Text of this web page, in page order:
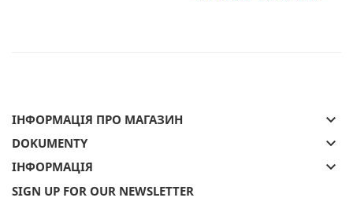
ІНФОРМАЦІЯ ПРО МАГАЗИН keyboard_arrow_down
DOKUMENTY keyboard_arrow_down
ІНФОРМАЦІЯ keyboard_arrow_down
SIGN UP FOR OUR NEWSLETTER